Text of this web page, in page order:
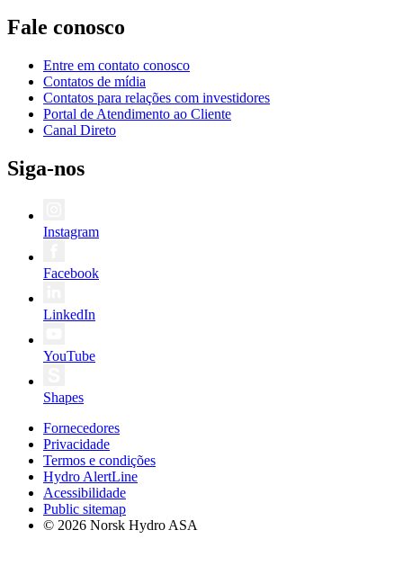
Fale conosco
Entre em contato conosco
Contatos de mídia
Contatos para relações com investidores
Portal de Atendimento ao Cliente
Canal Direto
Siga-nos
Instagram
Facebook
LinkedIn
YouTube
Shapes
Fornecedores
Privacidade
Termos e condições
Hydro AlertLine
Acessibilidade
Public sitemap
© 2026 Norsk Hydro ASA